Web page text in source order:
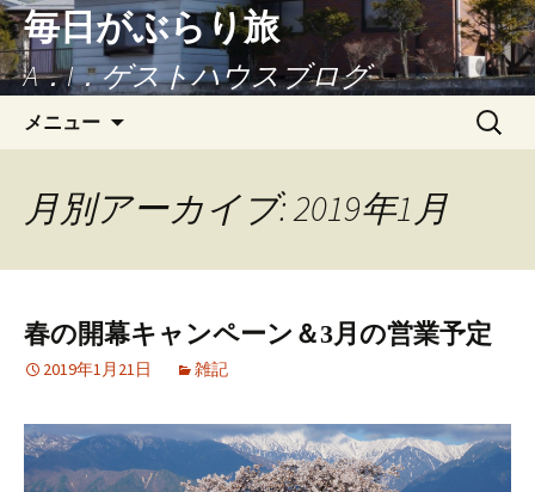
毎日がぶらり旅
A．I．ゲストハウスブログ
メニュー
検
月別アーカイブ: 2019年1月
春の開幕キャンペーン＆3月の営業予定
2019年1月21日 雑記